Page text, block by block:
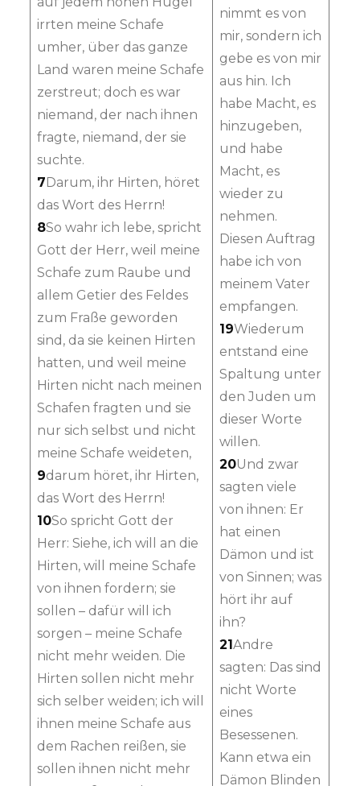
irrten meine Schafe
umher, über das ganze
Land waren meine Schafe
zerstreut; doch es war
niemand, der nach ihnen
fragte, niemand, der sie
suchte.
7Darum, ihr Hirten, höret
das Wort des Herrn!
8So wahr ich lebe, spricht
Gott der Herr, weil meine
Schafe zum Raube und
allem Getier des Feldes
zum Fraße geworden
sind, da sie keinen Hirten
hatten, und weil meine
Hirten nicht nach meinen
Schafen fragten und sie
nur sich selbst und nicht
meine Schafe weideten,
9darum höret, ihr Hirten,
das Wort des Herrn!
10So spricht Gott der
Herr: Siehe, ich will an die
Hirten, will meine Schafe
von ihnen fordern; sie
sollen – dafür will ich
sorgen – meine Schafe
nicht mehr weiden. Die
Hirten sollen nicht mehr
sich selber weiden; ich will
ihnen meine Schafe aus
dem Rachen reißen, sie
sollen ihnen nicht mehr
nimmt es von
mir, sondern ich
gebe es von mir
aus hin. Ich
habe Macht, es
hinzugeben,
und habe
Macht, es
wieder zu
nehmen.
Diesen Auftrag
habe ich von
meinem Vater
empfangen.
19Wiederum
entstand eine
Spaltung unter
den Juden um
dieser Worte
willen.
20Und zwar
sagten viele
von ihnen: Er
hat einen
Dämon und ist
von Sinnen; was
hört ihr auf
ihn?
21Andre
sagten: Das sind
nicht Worte
eines
Besessenen.
Kann etwa ein
Dämon Blinden